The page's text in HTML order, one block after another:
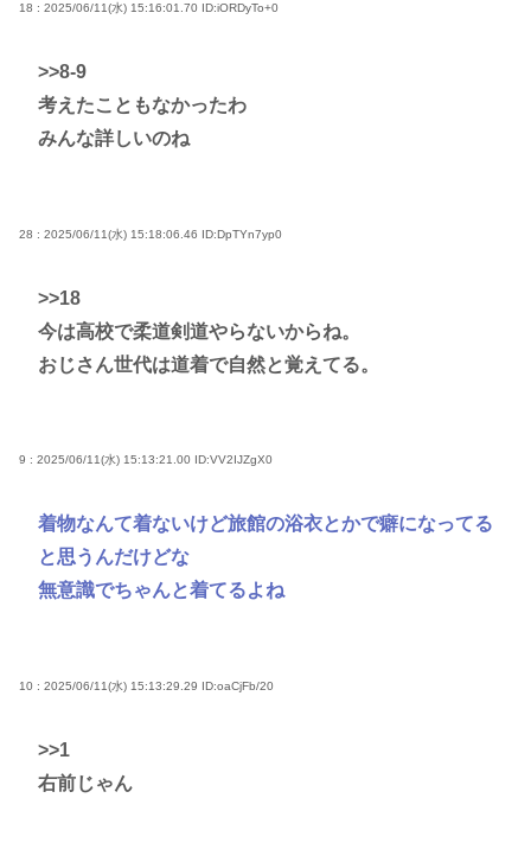
18 : 2025/06/11(水) 15:16:01.70 ID:iORDyTo+0
>>8-9
考えたこともなかったわ
みんな詳しいのね
28 : 2025/06/11(水) 15:18:06.46 ID:DpTYn7yp0
>>18
今は高校で柔道剣道やらないからね。
おじさん世代は道着で自然と覚えてる。
9 : 2025/06/11(水) 15:13:21.00 ID:VV2IJZgX0
着物なんて着ないけど旅館の浴衣とかで癖になってる
と思うんだけどな
無意識でちゃんと着てるよね
10 : 2025/06/11(水) 15:13:29.29 ID:oaCjFb/20
>>1
右前じゃん